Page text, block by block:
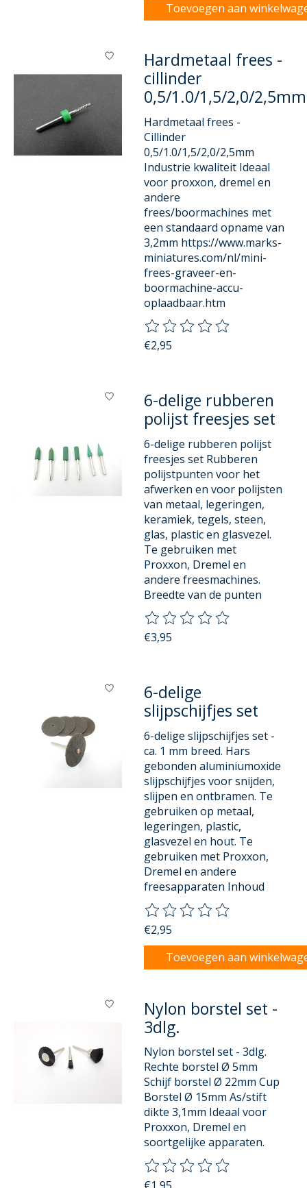
Toevoegen aan
Hardmetaal frees -
cillinder
0,5/1.0/1,5/2,0/2,5mm
Hardmetaal frees -
Cillinder
0,5/1.0/1,5/2,0/2,5mm
Industrie kwaliteit Ideaal
voor proxxon, dremel en
andere
frees/boormachines met
een standaard opname van
3,2mm https://www.marks-
miniatures.com/nl/mini-
frees-graveer-en-
boormachine-accu-
oplaadbaar.htm
De beoordeling van dit
€2,95
6-delige rubberen
polijst freesjes set
6-delige rubberen polijst
freesjes set Rubberen
polijstpunten voor het
afwerken en voor polijsten
van metaal, legeringen,
keramiek, tegels, steen,
glas, plastic en glasvezel.
Te gebruiken met
Proxxon, Dremel en
andere freesmachines.
Breedte van de punten
De beoordeling van dit
€3,95
6-delige
slijpschijfjes set
6-delige slijpschijfjes set -
ca. 1 mm breed. Hars
gebonden aluminiumoxide
slijpschijfjes voor snijden,
slijpen en ontbramen. Te
gebruiken op metaal,
legeringen, plastic,
glasvezel en hout. Te
gebruiken met Proxxon,
Dremel en andere
freesapparaten Inhoud
De beoordeling van dit
€2,95
Toevoegen aan
Nylon borstel set -
3dlg.
Nylon borstel set - 3dlg.
Rechte borstel Ø 5mm
Schijf borstel Ø 22mm Cup
Borstel Ø 15mm As/stift
dikte 3,1mm Ideaal voor
Proxxon, Dremel en
soortgelijke apparaten.
De beoordeling van dit